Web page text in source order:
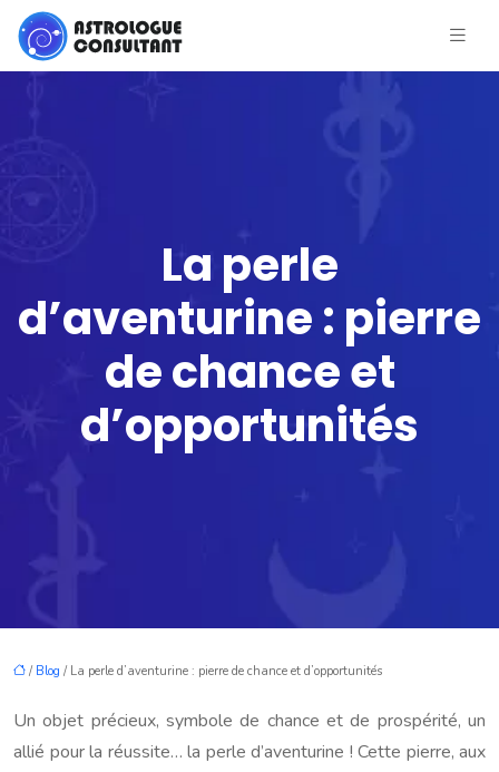
La perle
d’aventurine : pierre
de chance et
d’opportunités
/ Blog / La perle d’aventurine : pierre de chance et d’opportunités
Un objet précieux, symbole de chance et de prospérité, un
allié pour la réussite… la perle d’aventurine ! Cette pierre, aux